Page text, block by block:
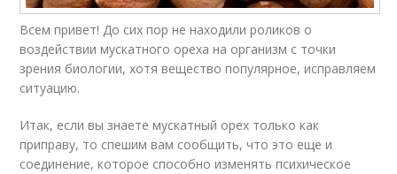
Всем привет! До сих пор не находили роликов о
воздействии мускатного ореха на организм с точки
зрения биологии, хотя вещество популярное, исправляем
ситуацию.
Итак, если вы знаете мускатный орех только как
приправу, то спешим вам сообщить, что это еще и
соединение, которое способно изменять психическое